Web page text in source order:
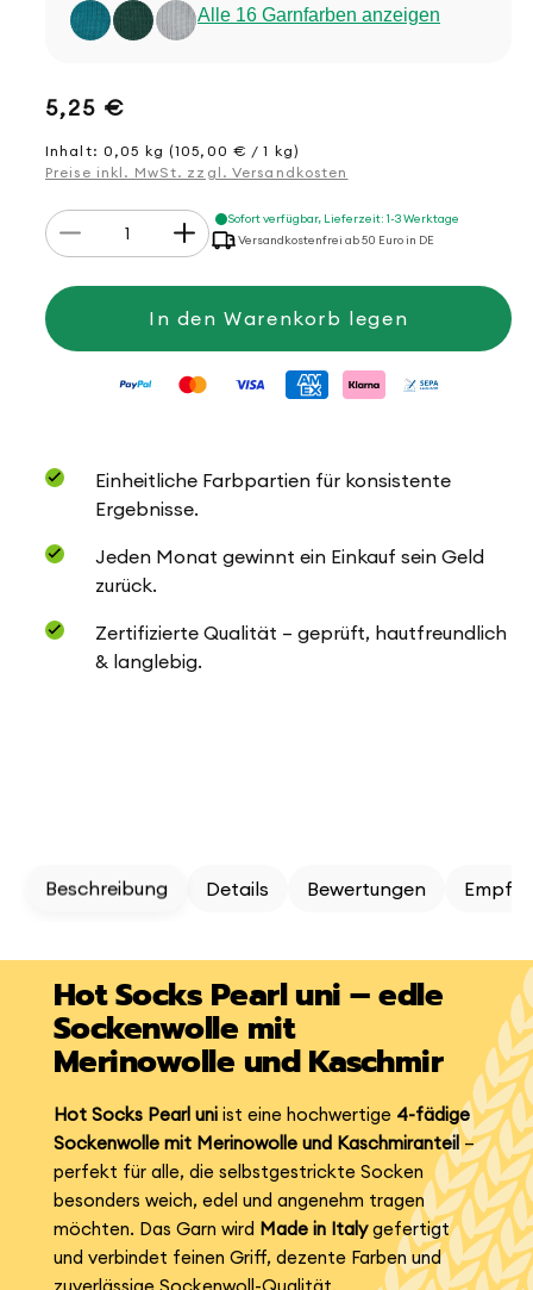
Alle 16 Garnfarben anzeigen
Normaler
Preis
5,25 €
Inhalt: 0,05 kg (105,00 € / 1 kg)
Preise inkl. MwSt. zzgl. Versandkosten
Anzahl
Verringere
die
für
Pearl
Erhöhe
die
Hot
Socks
Pearl
Sofort verfügbar, Lieferzeit: 1-3 Werktage
Versandkostenfrei ab 50 Euro in DE
In den Warenkorb legen
Einheitliche Farbpartien für konsistente
Ergebnisse.
Jeden Monat gewinnt ein Einkauf sein Geld
zurück.
Zertifizierte Qualität – geprüft, hautfreundlich
& langlebig.
Beschreibung Details Bewertungen
Hot Socks Pearl uni – edle
Sockenwolle mit
Merinowolle und Kaschmir
Hot Socks Pearl uniist eine hochwertige 4-fädige
Sockenwolle mit Merinowolle und Kaschmiranteil–
perfekt für alle, die selbstgestrickte Socken
besonders weich, edel und angenehm tragen
möchten. Das Garn wird Made in Italygefertigt
und verbindet feinen Griff, dezente Farben und